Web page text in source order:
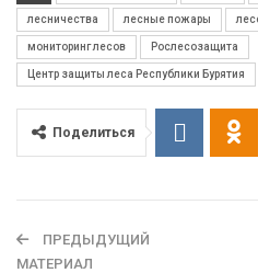
лесничества лесные пожары
мониторинг лесов Рослесозащита
Центр защиты леса Республики Бурятия
Поделиться
ПРЕДЫДУЩИЙ
МАТЕРИАЛ